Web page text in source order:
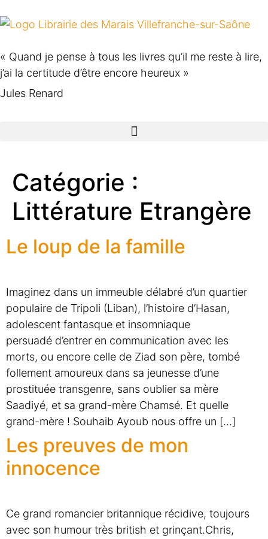
« Quand je pense à tous les livres qu’il me reste à lire,
j’ai la certitude d’être encore heureux »
Jules Renard
Catégorie :
Littérature Etrangère
Le loup de la famille
Imaginez dans un immeuble délabré d’un quartier
populaire de Tripoli (Liban), l’histoire d’Hasan,
adolescent fantasque et insomniaque
persuadé d’entrer en communication avec les
morts, ou encore celle de Ziad son père, tombé
follement amoureux dans sa jeunesse d’une
prostituée transgenre, sans oublier sa mère
Saadiyé, et sa grand-mère Chamsé. Et quelle
grand-mère ! Souhaib Ayoub nous offre un […]
Les preuves de mon
innocence
Ce grand romancier britannique récidive, toujours
avec son humour très british et grinçant.Chris,